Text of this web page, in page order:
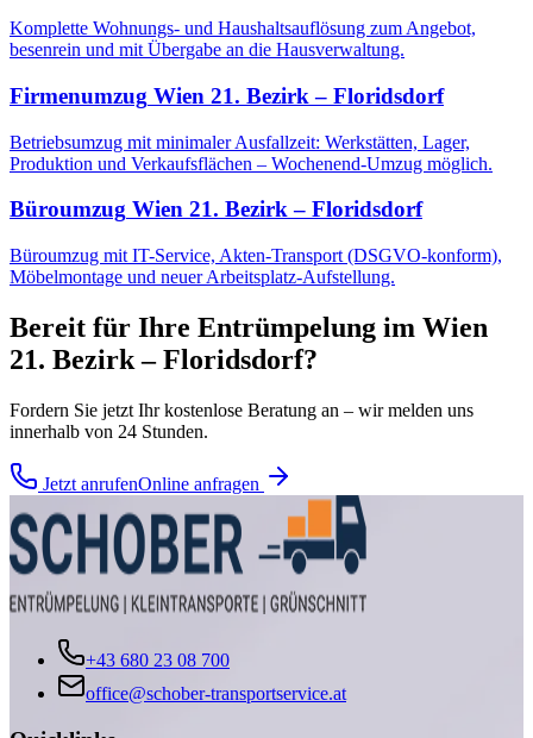
Komplette Wohnungs- und Haushaltsauflösung zum Angebot,
besenrein und mit Übergabe an die Hausverwaltung.
Firmenumzug Wien 21. Bezirk – Floridsdorf
Betriebsumzug mit minimaler Ausfallzeit: Werkstätten, Lager,
Produktion und Verkaufsflächen – Wochenend-Umzug möglich.
Büroumzug Wien 21. Bezirk – Floridsdorf
Büroumzug mit IT-Service, Akten-Transport (DSGVO-konform),
Möbelmontage und neuer Arbeitsplatz-Aufstellung.
Bereit für Ihre Entrümpelung im Wien
21. Bezirk – Floridsdorf?
Fordern Sie jetzt Ihr kostenlose Beratung an – wir melden uns
innerhalb von 24 Stunden.
Jetzt anrufenOnline anfragen
+43 680 23 08 700
office@schober-transportservice.at